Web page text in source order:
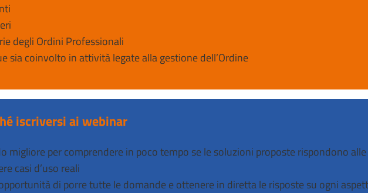
degli Ordini Professionali
sia coinvolto in attività legate alla gestione dell’Ordine
iscriversi ai webinar
migliore per comprendere in poco tempo se le soluzioni proposte rispondono
casi d’uso reali
di porre tutte le domande e ottenere in diretta le risposte su ogni